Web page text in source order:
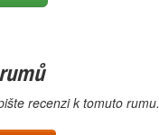
recenzi k tomuto rumu.